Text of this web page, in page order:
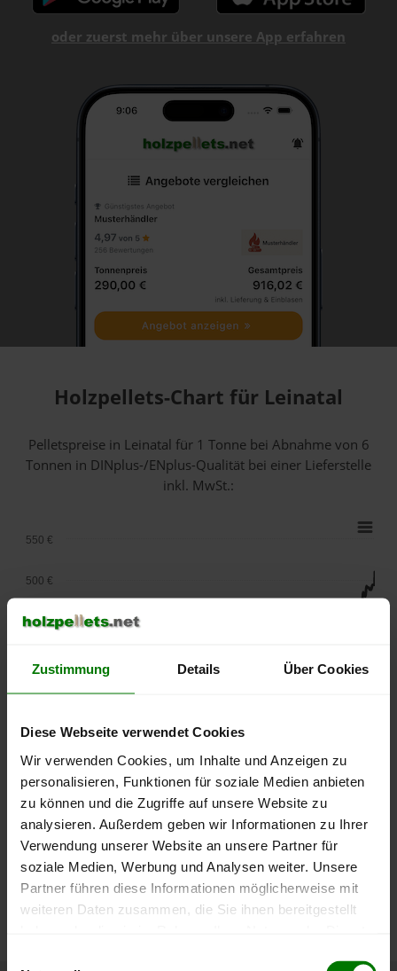
Zustimmung Details Über Cookies
Diese Webseite verwendet Cookies
Wir verwenden Cookies, um Inhalte und Anzeigen zu
personalisieren, Funktionen für soziale Medien anbieten
zu können und die Zugriffe auf unsere Website zu
analysieren. Außerdem geben wir Informationen zu Ihrer
Verwendung unserer Website an unsere Partner für
soziale Medien, Werbung und Analysen weiter. Unsere
Partner führen diese Informationen möglicherweise mit
weiteren Daten zusammen, die Sie ihnen bereitgestellt
oder zuerst mehr über unsere App erfahren
Holzpellets-Chart für Leinatal
Pelletspreise in Leinatal für 1 Tonne bei Abnahmevon 6
Tonnen in DINplus-/ENplus-Qualität bei einer Lieferstelle
inkl. MwSt.:
lose Ware
September
2025
Januar
2026
Mai
2026
250 €
400 €
450 €
500 €
550 €
Die aktuelle Preisentwicklung für Holzpellets in Deutschland
können Sie jederzeit auf unsererPelletspreise-Seite
nachvollziehen.